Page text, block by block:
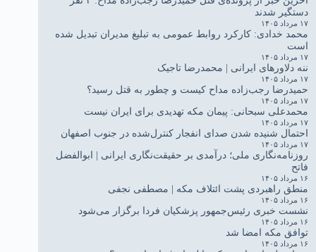
دستگیر شدند
۱۷ مرداد ۱۴۰۵
محمد خدادی: کارکرد روابط عمومی به تبلیغ مدیران تبدیل شده
است
۱۷ مرداد ۱۴۰۵
ننه دلاورهای ایرانی | محمدرضا تاجیک
۱۷ مرداد ۱۴۰۵
حمیدرضا رجب‌زاده مداح کیست و چطور به قتل رسید؟
۱۷ مرداد ۱۴۰۵
محمدعلی سبحانی: پیمان مکه تهدیدی برای ایران نیست
۱۷ مرداد ۱۴۰۵
احتمال شنیده شدن صدای انفجار کنترل‌شده در جنوب اصفهان
۱۷ مرداد ۱۴۰۵
روزنامه‌نگاری ملی؛ درآمدی بر حقیقت‌نگاری ایرانی | ابوالفضل
فاتح
۱۶ مرداد ۱۴۰۵
منطق راهبردی پشت ائتلاف مکه | مصطفی نجفی
۱۶ مرداد ۱۴۰۵
نشست خبری رئیس‌جمهور پزشکیان فردا برگزار می‌شود
۱۶ مرداد ۱۴۰۵
توافق مکه امضا شد
۱۶ مرداد ۱۴۰۵